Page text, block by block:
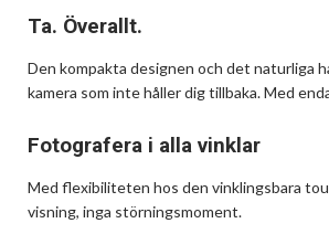
Ta. Överallt.
Den kompakta designen och det naturliga
kamera som inte håller dig tillbaka. Med
Fotografera i alla vinklar
Med flexibiliteten hos den vinklingsbara
visning, inga störningsmoment.